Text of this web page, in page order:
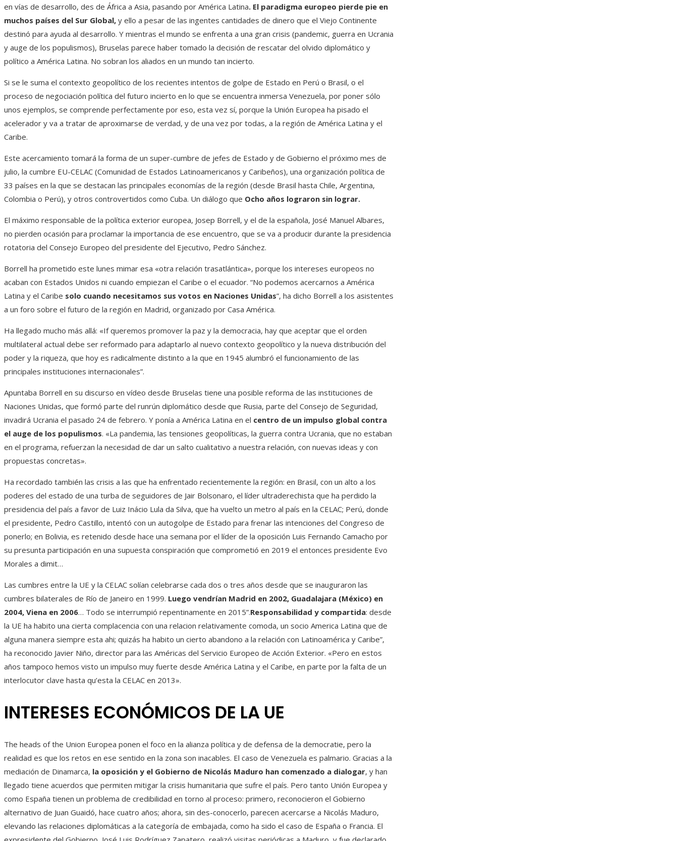
en vías de desarrollo, des de África a Asia, pasando por América Latina. El paradigma europeo pierde pie en
muchos países del Sur Global, y ello a pesar de las ingentes cantidades de dinero que el Viejo Continente
destinó para ayuda al desarrollo. Y mientras el mundo se enfrenta a una gran crisis (pandemic, guerra en Ucrania
y auge de los populismos), Bruselas parece haber tomado la decisión de rescatar del olvido diplomático y
político a América Latina. No sobran los aliados en un mundo tan incierto.
Si se le suma el contexto geopolítico de los recientes intentos de golpe de Estado en Perú o Brasil, o el
proceso de negociación política del futuro incierto en lo que se encuentra inmersa Venezuela, por poner sólo
unos ejemplos, se comprende perfectamente por eso, esta vez sí, porque la Unión Europea ha pisado el
acelerador y va a tratar de aproximarse de verdad, y de una vez por todas, a la región de América Latina y el
Caribe.
Este acercamiento tomará la forma de un super-cumbre de jefes de Estado y de Gobierno el próximo mes de
julio, la cumbre EU-CELAC (Comunidad de Estados Latinoamericanos y Caribeños), una organización política de
33 países en la que se destacan las principales economías de la región (desde Brasil hasta Chile, Argentina,
Colombia o Perú), y otros controvertidos como Cuba. Un diálogo que Ocho años lograron sin lograr.
El máximo responsable de la política exterior europea, Josep Borrell, y el de la española, José Manuel Albares,
no pierden ocasión para proclamar la importancia de ese encuentro, que se va a producir durante la presidencia
rotatoria del Consejo Europeo del presidente del Ejecutivo, Pedro Sánchez.
Borrell ha prometido este lunes mimar esa «otra relación trasatlántica», porque los intereses europeos no
acaban con Estados Unidos ni cuando empiezan el Caribe o el ecuador. “No podemos acercarnos a América
Latina y el Caribe solo cuando necesitamos sus votos en Naciones Unidas”, ha dicho Borrell a los asistentes
a un foro sobre el futuro de la región en Madrid, organizado por Casa América.
Ha llegado mucho más allá: «If queremos promover la paz y la democracia, hay que aceptar que el orden
multilateral actual debe ser reformado para adaptarlo al nuevo contexto geopolítico y la nueva distribución del
poder y la riqueza, que hoy es radicalmente distinto a la que en 1945 alumbró el funcionamiento de las
principales instituciones internacionales”.
Apuntaba Borrell en su discurso en vídeo desde Bruselas tiene una posible reforma de las instituciones de
Naciones Unidas, que formó parte del runrún diplomático desde que Rusia, parte del Consejo de Seguridad,
invadirá Ucrania el pasado 24 de febrero. Y ponía a América Latina en el centro de un impulso global contra
el auge de los populismos. «La pandemia, las tensiones geopolíticas, la guerra contra Ucrania, que no estaban
en el programa, refuerzan la necesidad de dar un salto cualitativo a nuestra relación, con nuevas ideas y con
propuestas concretas».
Ha recordado también las crisis a las que ha enfrentado recientemente la región: en Brasil, con un alto a los
poderes del estado de una turba de seguidores de Jair Bolsonaro, el líder ultraderechista que ha perdido la
presidencia del país a favor de Luiz Inácio Lula da Silva, que ha vuelto un metro al país en la CELAC; Perú, donde
el presidente, Pedro Castillo, intentó con un autogolpe de Estado para frenar las intenciones del Congreso de
ponerlo; en Bolivia, es retenido desde hace una semana por el líder de la oposición Luis Fernando Camacho por
su presunta participación en una supuesta conspiración que comprometió en 2019 el entonces presidente Evo
Morales a dimit…
Las cumbres entre la UE y la CELAC solían celebrarse cada dos o tres años desde que se inauguraron las
cumbres bilaterales de Río de Janeiro en 1999. Luego vendrían Madrid en 2002, Guadalajara (México) en
2004, Viena en 2006… Todo se interrumpió repentinamente en 2015”.Responsabilidad y compartida: desde
la UE ha habito una cierta complacencia con una relacion relativamente comoda, un socio America Latina que de
alguna manera siempre esta ahi; quizás ha habito un cierto abandono a la relación con Latinoamérica y Caribe”,
ha reconocido Javier Niño, director para las Américas del Servicio Europeo de Acción Exterior. «Pero en estos
años tampoco hemos visto un impulso muy fuerte desde América Latina y el Caribe, en parte por la falta de un
interlocutor clave hasta qu’esta la CELAC en 2013».
INTERESES ECONÓMICOS DE LA UE
The heads of the Union Europea ponen el foco en la alianza política y de defensa de la democratie, pero la
realidad es que los retos en ese sentido en la zona son inacables. El caso de Venezuela es palmario. Gracias a la
mediación de Dinamarca, la oposición y el Gobierno de Nicolás Maduro han comenzado a dialogar, y han
llegado tiene acuerdos que permiten mitigar la crisis humanitaria que sufre el país. Pero tanto Unión Europea y
como España tienen un problema de credibilidad en torno al proceso: primero, reconocieron el Gobierno
alternativo de Juan Guaidó, hace cuatro años; ahora, sin des-conocerlo, parecen acercarse a Nicolás Maduro,
elevando las relaciones diplomáticas a la categoría de embajada, como ha sido el caso de España o Francia. El